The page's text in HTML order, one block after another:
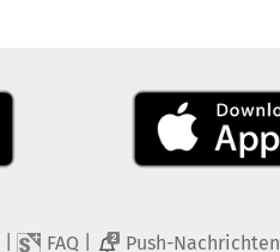
FAQ 2 Push-Nachrichten